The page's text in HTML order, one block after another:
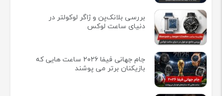
بررسی بلانک‌پن و ژاگر لوکولتر در
دنیای ساعت لوکس
جام جهانی فیفا ۲۰۲۶ ساعت هایی که
بازیکنان برتر می پوشند